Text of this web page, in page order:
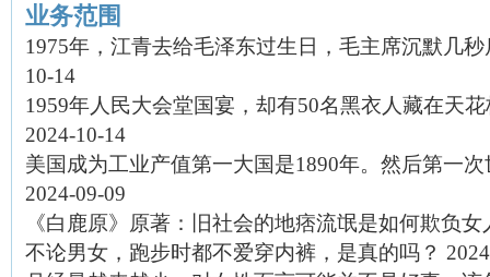
业务范围
1975年，江青去给毛泽东过生日，毛主席沉默几
10-14
1959年人民大会堂国宴，却有50名黑衣人藏在天
2024-10-14
美国成为工业产值第一大国是1890年。然后第一
2024-09-09
《白鹿原》原著：旧社会的地痞流氓是如何欺负女
不论男女，跑步时都不爱穿内裤，是真的吗？